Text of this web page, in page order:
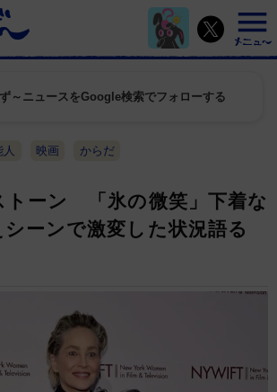
～ニュースをGoogle検索でフォローする
人 映画 からだ
トーン 「氷の微笑」下着な
シーンで激変した状況語る